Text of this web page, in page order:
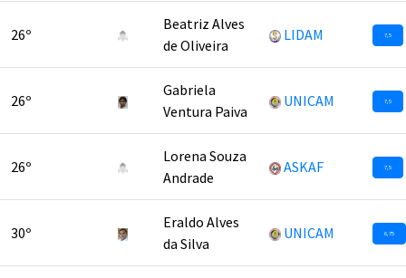
26º
Beatriz Alves
de Oliveira
LIDAM 7,5
26º
Gabriela
Ventura Paiva
UNICAM 7,5
26º
Lorena Souza
Andrade
ASKAF 7,5
30º
Eraldo Alves
da Silva
UNICAM 6,75